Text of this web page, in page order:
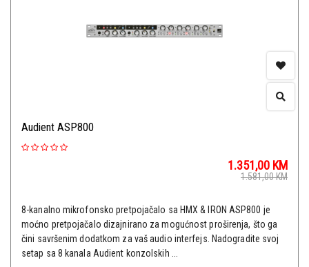
Audient ASP800
1.351,00 KM
1.581,00KM
8-kanalno mikrofonsko pretpojačalo sa HMX & IRON ASP800 je
moćno pretpojačalo dizajnirano za mogućnost proširenja, što ga
čini savršenim dodatkom za vaš audio interfejs. Nadogradite svoj
setap sa 8 kanala Audient konzolskih ...